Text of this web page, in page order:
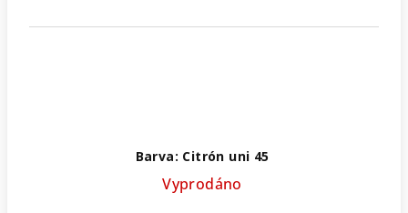
Barva: Citrón uni 45
Vyprodáno